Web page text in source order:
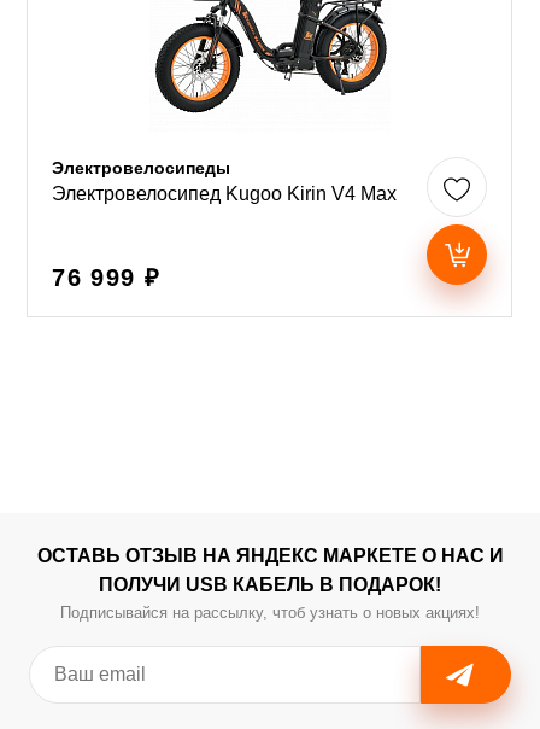
Электровелосипеды
Электровелосипед Kugoo Kirin V4 Max
76 999 ₽
ОСТАВЬ ОТЗЫВ НА ЯНДЕКС МАРКЕТЕ О НАС И
ПОЛУЧИ USB КАБЕЛЬ В ПОДАРОК!
Подписывайся на рассылку, чтоб узнать о новых акциях!